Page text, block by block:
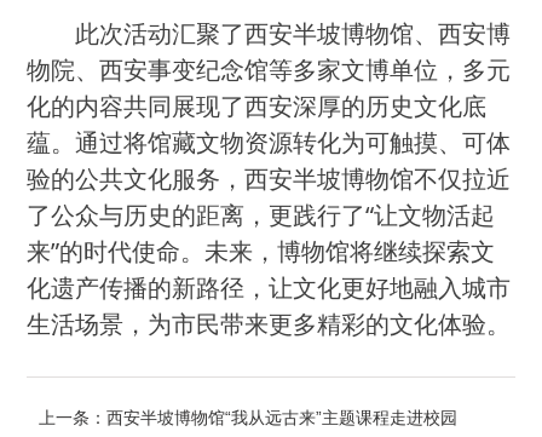
此次活动汇聚了西安半坡博物馆、西安博
物院、西安事变纪念馆等多家文博单位，多元
化的内容共同展现了西安深厚的历史文化底
蕴。通过将馆藏文物资源转化为可触摸、可体
验的公共文化服务，西安半坡博物馆不仅拉近
了公众与历史的距离，更践行了“让文物活起
来”的时代使命。未来，博物馆将继续探索文
化遗产传播的新路径，让文化更好地融入城市
生活场景，为市民带来更多精彩的文化体验。
上一条：西安半坡博物馆“我从远古来”主题课程走进校园